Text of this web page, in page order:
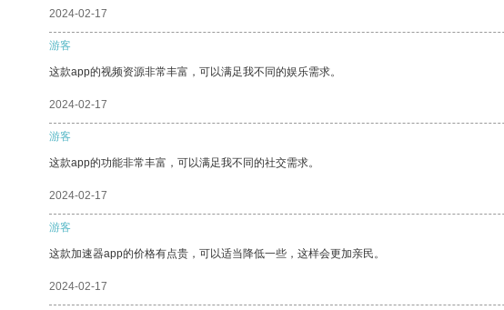
2024-02-17
游客
这款app的视频资源非常丰富，可以满足我不同的娱乐需求。
2024-02-17
游客
这款app的功能非常丰富，可以满足我不同的社交需求。
2024-02-17
游客
这款加速器app的价格有点贵，可以适当降低一些，这样会更加亲民。
2024-02-17